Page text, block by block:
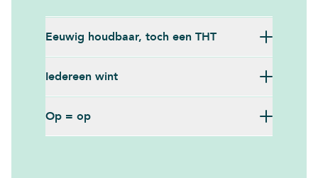
Eeuwig houdbaar, toch een THT
Iedereen wint
Op = op